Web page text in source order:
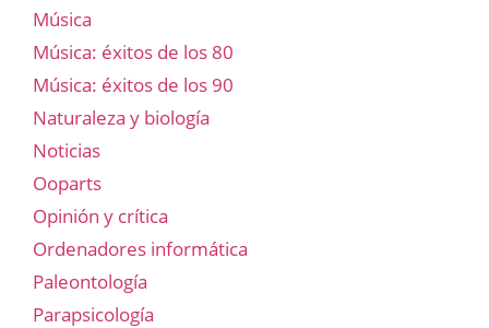
Música
Música: éxitos de los 80
Música: éxitos de los 90
Naturaleza y biología
Noticias
Ooparts
Opinión y crítica
Ordenadores informática
Paleontología
Parapsicología